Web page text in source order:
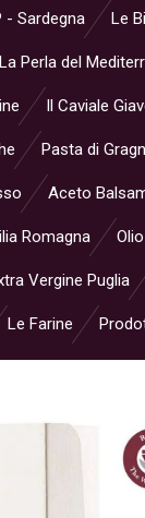
- Sardegna Le
Perla del
Il Caviale
Pasta di
Aceto
Romagna
Vergine Puglia
Le Farine